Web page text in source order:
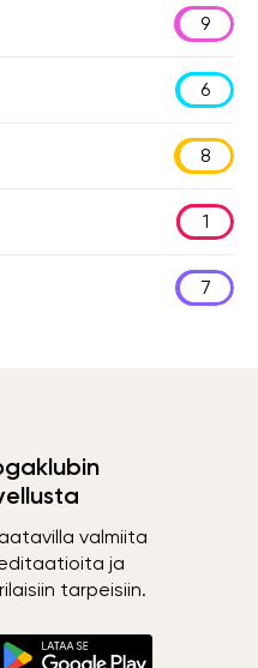
9
6
8
1
7
valmiita
ja
tarpeisiin.